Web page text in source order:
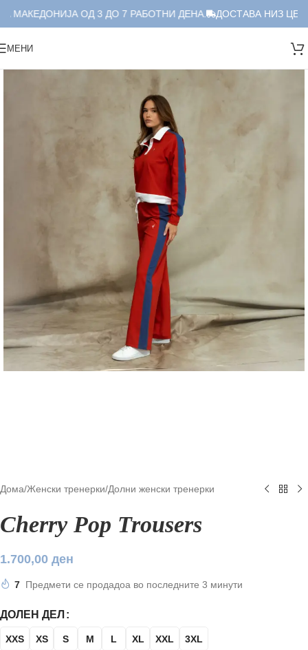
МАКЕДОНИЈА ОД 3 ДО 7 РАБОТНИ ДЕНА. ДОСТАВА НИЗ
МЕНИ
Дома/Женски тренерки/Долни женски тренерки
Cherry Pop Trousers
1.700,00 ден
7 Предмети се продадоа во последните 3 минути
ДОЛЕН ДЕЛ
XXS XS S M L XL XXL 3XL